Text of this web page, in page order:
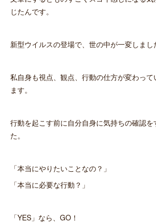
じたんです。
新型ウイルスの登場で、世の中が一変しまし
私自身も視点、観点、行動の仕方が変わっ
ます。
行動を起こす前に自分自身に気持ちの確認を
た。
「本当にやりたいことなの？」
「本当に必要な行動？」
「YES」なら、GO！